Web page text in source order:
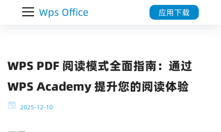
Wps Office 应用下载
WPS PDF 阅读模式全面指南：通过
WPS Academy 提升您的阅读体验
2025-12-10